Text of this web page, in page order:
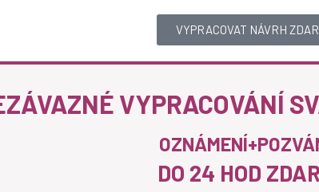
VYPRACOVAT NÁVRH
VYPRACOVÁNÍ
DO 24 HOD